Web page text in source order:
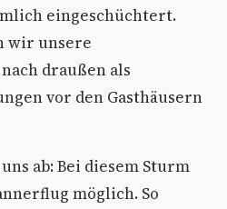
eingeschüchtert.
wir unsere
draußen als
vor den Gasthäusern
ab: Bei diesem Sturm
möglich. So